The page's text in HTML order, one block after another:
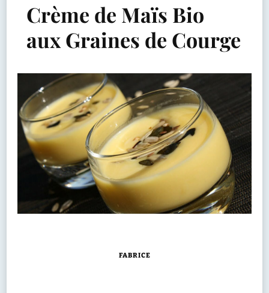
Crème de Maïs Bio
aux Graines de Courge
FABRICE